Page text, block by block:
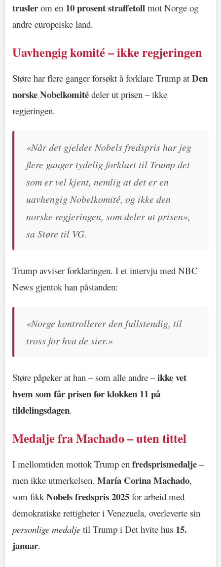
trusler om en 10 prosent straffetoll mot Norge og
andre europeiske land.
Uavhengig komité – ikke regjeringen
Støre har flere ganger forsøkt å forklare Trump at Den
norske Nobelkomité deler ut prisen – ikke
regjeringen.
«Når det gjelder Nobels fredspris har jeg
flere ganger tydelig forklart til Trump det
som er vel kjent, nemlig at det er en
uavhengig Nobelkomité, og ikke den
norske regjeringen, som deler ut prisen»,
sa Støre til VG.
Trump avviser forklaringen. I et intervju med NBC
News gjentok han påstanden:
«Norge kontrollerer den fullstendig, til
tross for hva de sier.»
Støre påpeker at han – som alle andre –ikke vet
hvem som får prisen før klokken 11 på
tildelingsdagen.
Medalje fra Machado – uten tittel
I mellomtiden mottok Trump en fredsprismedalje –
men ikke utmerkelsen. María Corina Machado,
som fikk Nobels fredspris 2025 for arbeid med
demokratiske rettigheter i Venezuela, overleverte sin
personlige medalje til Trump i Det hvite hus 15.
januar.